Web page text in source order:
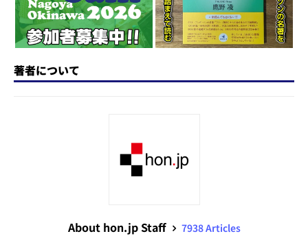
著者について
About hon.jp Staff
7938 Articles